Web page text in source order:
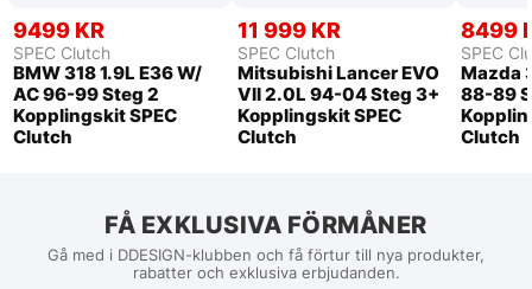
9499 KR
SPEC Clutch
BMW 318 1.9L E36 W/
AC 96-99 Steg 2
Kopplingskit SPEC
Clutch
11 999 KR
SPEC Clutch
Mitsubishi Lancer EVO
VII 2.0L 94-04 Steg 3+
Kopplingskit SPEC
Clutch
8499
SPEC
Mazda
88-89
Clutch
FÅ EXKLUSIVA FÖRMÅNER
Gå med i DDESIGN-klubben och få förtur till nya produkter,
rabatter och exklusiva erbjudanden.